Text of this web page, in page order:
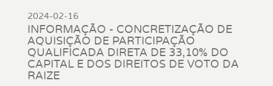
2024-02-16
INFORMAÇÃO - CONCRETIZAÇÃO DE
AQUISIÇÃO DE PARTICIPAÇÃO
QUALIFICADA DIRETA DE 33,10% DO
CAPITAL E DOS DIREITOS DE VOTO DA
RAIZE